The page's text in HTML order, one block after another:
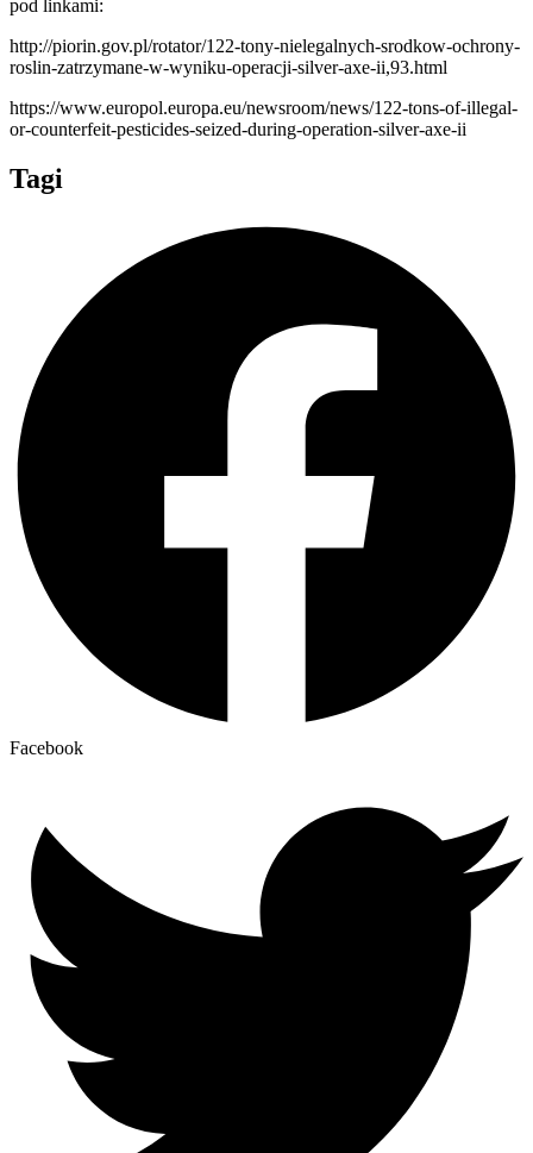
pod linkami:
http://piorin.gov.pl/rotator/122-tony-nielegalnych-srodkow-ochrony-
roslin-zatrzymane-w-wyniku-operacji-silver-axe-ii,93.html
https://www.europol.europa.eu/newsroom/news/122-tons-of-illegal-
or-counterfeit-pesticides-seized-during-operation-silver-axe-ii
Tagi
Facebook